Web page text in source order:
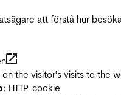
att förstå hur
the visitor's visits to the
: HTTP-cookie